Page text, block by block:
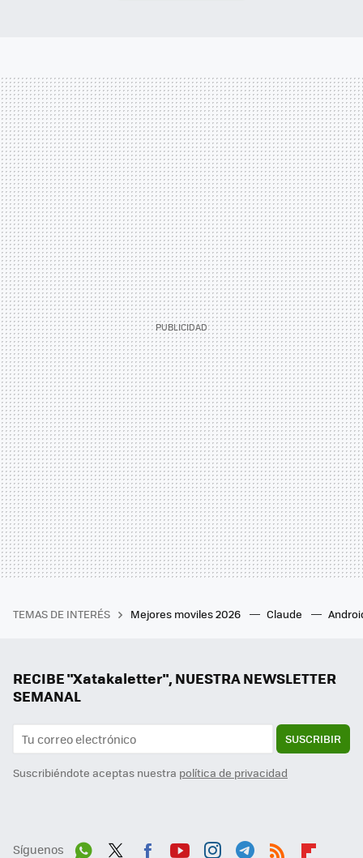
TEMAS DE INTERÉS Mejores moviles 2026 Claude
RECIBE "Xatakaletter", NUESTRA NEWSLETTER
SEMANAL
SUSCRIBIR
Suscribiéndote aceptas nuestra política de privacidad
Síguenos